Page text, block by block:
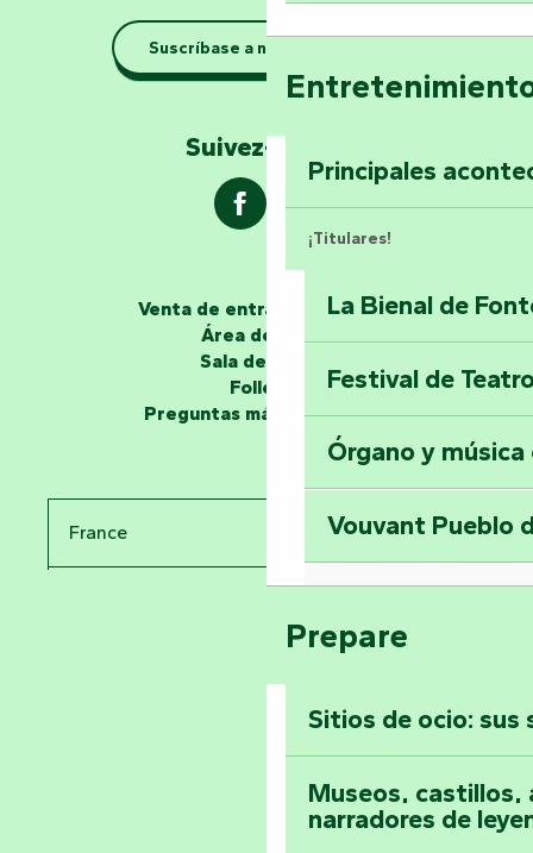
Con calma:
el Marais
Explorar Mill Hill
Los narradores
Desvela los
Viaje en el
Suba a lo alto de
Principales
¡Titulares!
La Bienal de
Festival de
Órgano y
Vouvant Pueblo
Toda la agenda
Prepare
Sitios de ocio: sus
Museos, castillos,
narradores de
Suscríbase a nuestro boletín
Suivez-nous !
Venta de entradas en línea
Área de grupo
Sala de prensa
Folletos
Preguntas más frecuentes
France